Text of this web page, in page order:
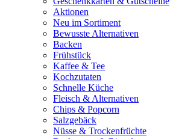
Aktionen
Neu im Sortiment
Bewusste Alternativen
Backen
Frühstück
Kaffee & Tee
Kochzutaten
Schnelle Küche
Fleisch & Alternativen
Chips & Popcorn
Salzgebäck
Nüsse & Trockenfrüchte